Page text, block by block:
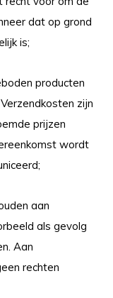
dat op grond
is;
producten
zijn
prijzen
wordt
aan
als gevolg
Aan
rechten